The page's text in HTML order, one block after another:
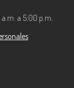
a 5:00 p.m.